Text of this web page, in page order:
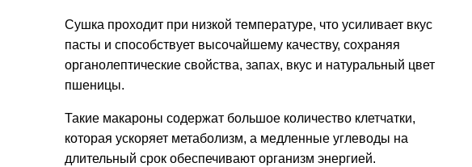
Сушка проходит при низкой температуре, что усиливает вкус
пасты и способствует высочайшему качеству, сохраняя
органолептические свойства, запах, вкус и натуральный цвет
пшеницы.
Такие макароны содержат большое количество клетчатки,
которая ускоряет метаболизм, а медленные углеводы на
длительный срок обеспечивают организм энергией.